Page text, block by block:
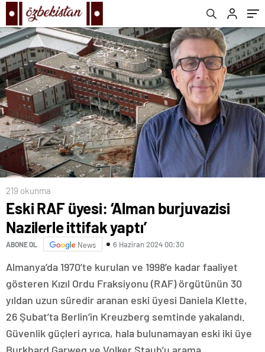
219 okunma
Eski RAF üyesi: ‘Alman burjuvazisi
Nazilerle ittifak yaptı’
ABONE OL News 6 Haziran 2024 00:30
Almanya’da 1970’te kurulan ve 1998’e kadar faaliyet
gösteren Kızıl Ordu Fraksiyonu (RAF) örgütünün 30
yıldan uzun süredir aranan eski üyesi Daniela Klette,
26 Şubat’ta Berlin’in Kreuzberg semtinde yakalandı.
Güvenlik güçleri ayrıca, hala bulunamayan eski iki üye